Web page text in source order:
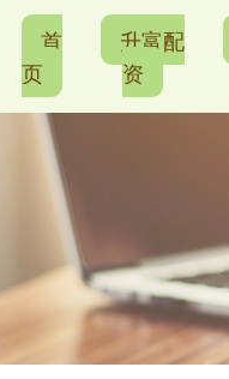
首
页
升富配
资